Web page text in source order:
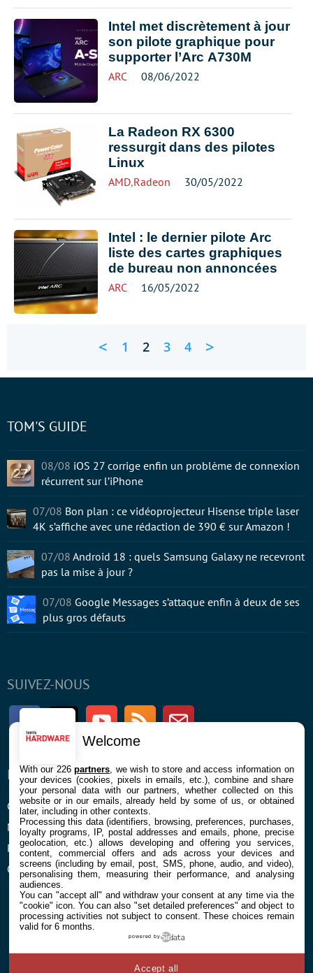
Intel met discrètement à jour
son pilote graphique pour
supporter l’Arc A730M
ARC 08/06/2022
La Radeon RX 6300
ressurgit dans des pilotes
Linux
AMD,Radeon 30/05/2022
Intel : le dernier pilote Arc
liste des cartes graphiques
de bureau non annoncées
ARC 16/05/2022
< 1 2 3 4 >
SUIVEZ-NOUS
FacebookTwitter Youtube RSS Newsletter
ENTREPRISE
Confidentialité et Cookies
Mentions légales et CGU
Préférences Cookies
Qui sommes nous
À PROPOS
Contact
TOM'S GUIDE
08/08 iOS 27 corrige enfin un problème de connexion
récurrent sur l’iPhone
07/08 Bon plan : ce vidéoprojecteur Hisense triple laser
4K s’affiche avec une rédaction de 390 € sur Amazon !
07/08 Android 18 : quels Samsung Galaxy ne recevront
pas la mise à jour ?
07/08 Google Messages s’attaque enfin à deux de ses
plus gros défauts
Welcome
With our 226partners , we wish to store and access information on
your devices (cookies, pixels in emails, etc.), combine and share
your personal data with our partners, whether collected on this
website or in our emails, already held by some of us, or obtained
later, including in other contexts.
Processing this data (identifiers, browsing, preferences, purchases,
loyalty programs, IP, postal addresses and emails, phone, precise
geolocation, etc.) allows developing and offering you services,
content, commercial offers and ads across your devices and
screens (including by email, post, SMS, phone, audio, and video),
personalising them, measuring their performance, and analysing
audiences.
You can "accept all" and withdraw your consent at any time via the
"cookie" icon. You can also "set detailed preferences" and object to
processing activities not subject to consent. These choices remain
valid for 6 months.
powered by
Accept all